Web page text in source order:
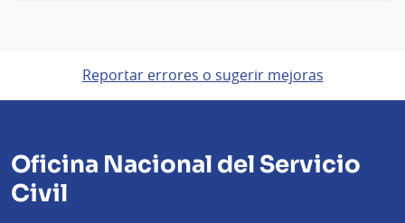
Reportar errores o sugerir mejoras
Oficina Nacional del Servicio
Civil